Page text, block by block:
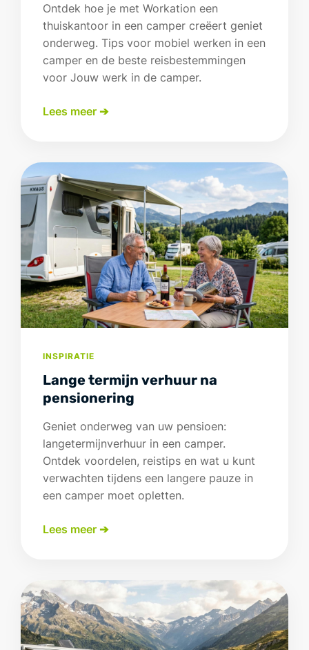
Ontdek hoe je met Workation een
thuiskantoor in een camper creëert geniet
onderweg. Tips voor mobiel werken in een
camper en de beste reisbestemmingen
voor Jouw werk in de camper.
Lees meer ➔
INSPIRATIE
Lange termijn verhuur na
pensionering
Geniet onderweg van uw pensioen:
langetermijnverhuur in een camper.
Ontdek voordelen, reistips en wat u kunt
verwachten tijdens een langere pauze in
een camper moet opletten.
Lees meer ➔